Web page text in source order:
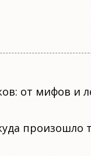
от мифов и
произошло